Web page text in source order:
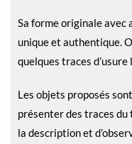
Sa forme originale avec
unique et authentique.
quelques traces d’usure
Les objets proposés
présenter des traces du
la description et